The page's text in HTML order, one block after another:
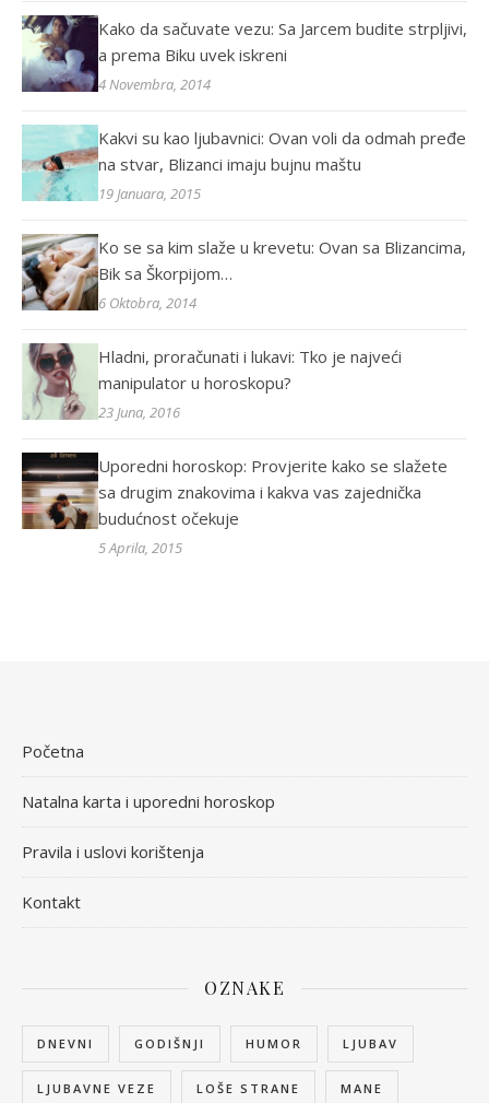
Kako da sačuvate vezu: Sa Jarcem budite strpljivi,
a prema Biku uvek iskreni
4 Novembra, 2014
Kakvi su kao ljubavnici: Ovan voli da odmah pređe
na stvar, Blizanci imaju bujnu maštu
19 Januara, 2015
Ko se sa kim slaže u krevetu: Ovan sa Blizancima,
Bik sa Škorpijom…
6 Oktobra, 2014
Hladni, proračunati i lukavi: Tko je najveći
manipulator u horoskopu?
23 Juna, 2016
Uporedni horoskop: Provjerite kako se slažete
sa drugim znakovima i kakva vas zajednička
budućnost očekuje
5 Aprila, 2015
Početna
Natalna karta i uporedni horoskop
Pravila i uslovi korištenja
Kontakt
OZNAKE
DNEVNI GODIŠNJI HUMOR LJUBAV
LJUBAVNE VEZE LOŠE STRANE MANE